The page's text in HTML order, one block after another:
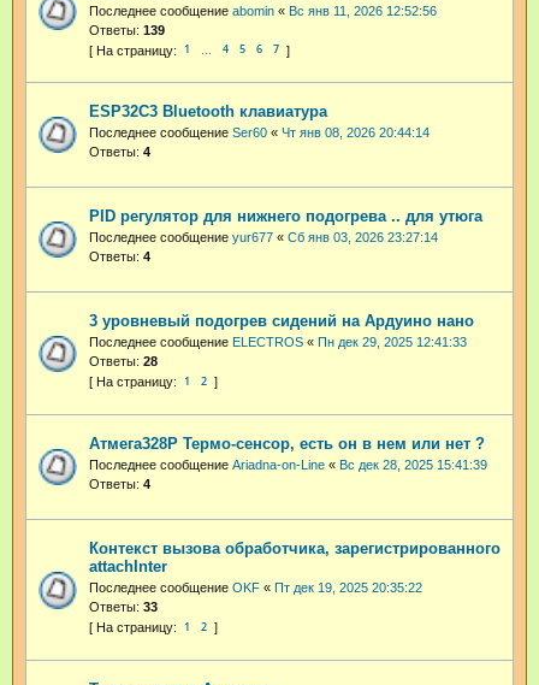
Последнее сообщение abomin « Вс янв 11, 2026 12:52:56
Ответы: 139
1 4 5 6 7
ESP32C3 Bluetooth клавиатура
Последнее сообщение Ser60 « Чт янв 08, 2026 20:44:14
Ответы: 4
PID регулятор для нижнего подогрева .. для утюга
Последнее сообщение yur677 « Сб янв 03, 2026 23:27:14
Ответы: 4
3 уровневый подогрев сидений на Ардуино нано
Последнее сообщение ELECTROS « Пн дек 29, 2025 12:41:33
Ответы: 28
1 2
Атмега328P Термо-сенсор, есть он в нем или нет ?
Последнее сообщение Ariadna-on-Line « Вс дек 28, 2025 15:41:39
Ответы: 4
Контекст вызова обработчика, зарегистрированного
attachInter
Последнее сообщение OKF « Пт дек 19, 2025 20:35:22
Ответы: 33
1 2